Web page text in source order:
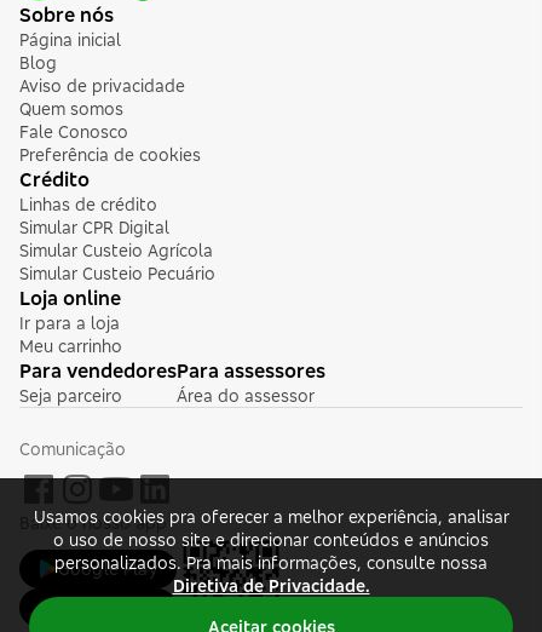
Sobre nós
Página inicial
Blog
Aviso de privacidade
Quem somos
Fale Conosco
Preferência de cookies
Crédito
Linhas de crédito
Simular CPR Digital
Simular Custeio Agrícola
Simular Custeio Pecuário
Loja online
Ir para a loja
Meu carrinho
Para assessores
Área do assessor
Para vendedores
Seja parceiro
Baixe o nosso app
Google Play
Comunicação
Usamos cookies pra oferecer a melhor experiência, analisar
o uso de nosso site e direcionar conteúdos e anúncios
personalizados. Pra mais informações, consulte nossa
Diretiva de Privacidade.
Aceitar cookies